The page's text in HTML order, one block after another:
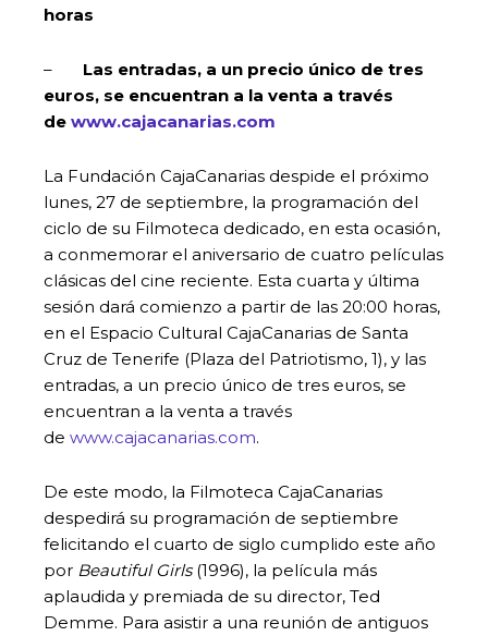
horas
– Las entradas, a un precio único de tres
euros, se encuentran a la venta a través
de www.cajacanarias.com
La Fundación CajaCanarias despide el próximo
lunes, 27 de septiembre, la programación del
ciclo de su Filmoteca dedicado, en esta ocasión,
a conmemorar el aniversario de cuatro películas
clásicas del cine reciente. Esta cuarta y última
sesión dará comienzo a partir de las 20:00 horas,
en el Espacio Cultural CajaCanarias de Santa
Cruz de Tenerife (Plaza del Patriotismo, 1), y las
entradas, a un precio único de tres euros, se
encuentran a la venta a través
de www.cajacanarias.com.
De este modo, la Filmoteca CajaCanarias
despedirá su programación de septiembre
felicitando el cuarto de siglo cumplido este año
por Beautiful Girls(1996), la película más
aplaudida y premiada de su director, Ted
Demme. Para asistir a una reunión de antiguos